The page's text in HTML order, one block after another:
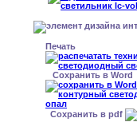
Печать
Сохранить в Word
Сохранить в pdf